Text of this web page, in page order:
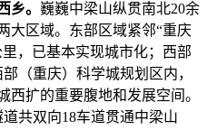
。 巍巍中梁山纵贯南北20余
大区域。东部区域紧邻“重庆
，已基本实现城市化；西部
（重庆）科学城规划区内，
西扩的重要腹地和发展空间。
共双向18车道贯通中梁山